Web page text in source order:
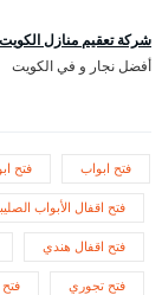
شركة تعقيم منازل الكويت
أفضل نجار و في الكويت
فتح ابواب فتح
فتح اقفال الأبواب
فتح اقفال هندي
فتح تجوري